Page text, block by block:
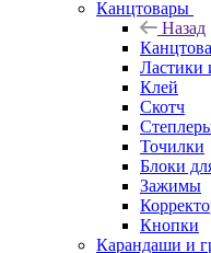
Канцтовары
Назад
Ластики
Клей
Скотч
Точилки
Блоки
Зажимы
Кнопки
Карандаши и